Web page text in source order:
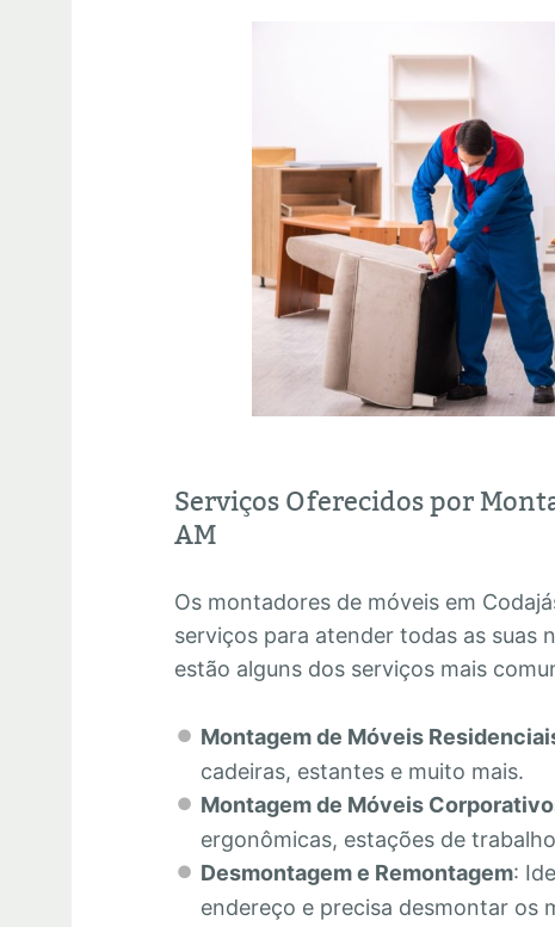
Serviços Oferecidos por
AM
Os montadores de móveis em
serviços para atender todas as suas
estão alguns dos serviços mais
Montagem de Móveis
cadeiras, estantes e muito mais.
Montagem de Móveis
ergonômicas, estações de
Desmontagem e Remontagem:
endereço e precisa desmontar os